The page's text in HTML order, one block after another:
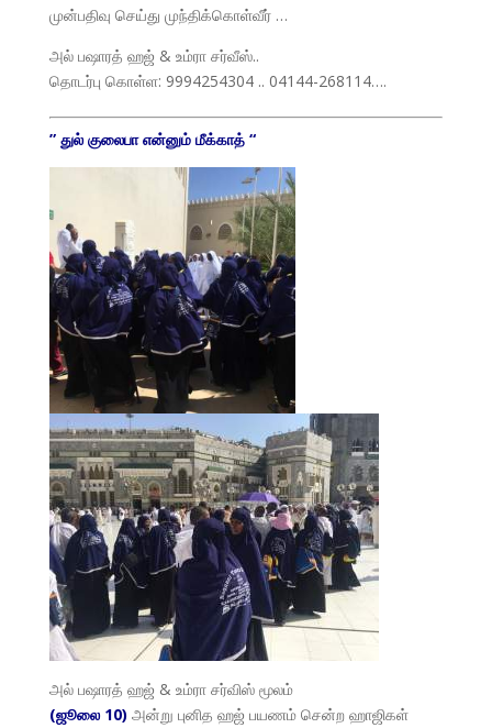
முன்பதிவு செய்து முந்திக்கொள்வீர் …
அல் பஷாரத் ஹஜ் & உம்ரா சர்வீஸ்..
தொடர்பு கொள்ள: 9994254304 .. 04144-268114….
” துல் குலைபா என்னும் மீக்காத் “
அல் பஷாரத் ஹஜ் & உம்ரா சர்விஸ் மூலம்
(ஜூலை 10) அன்று புனித ஹஜ் பயணம் சென்ற ஹாஜிகள்